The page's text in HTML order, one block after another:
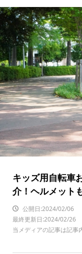
キッズ用自転車
介！ヘルメット
公開日:2024/02/06
最終更新日:2024/02/26
当メディアの記事は記事